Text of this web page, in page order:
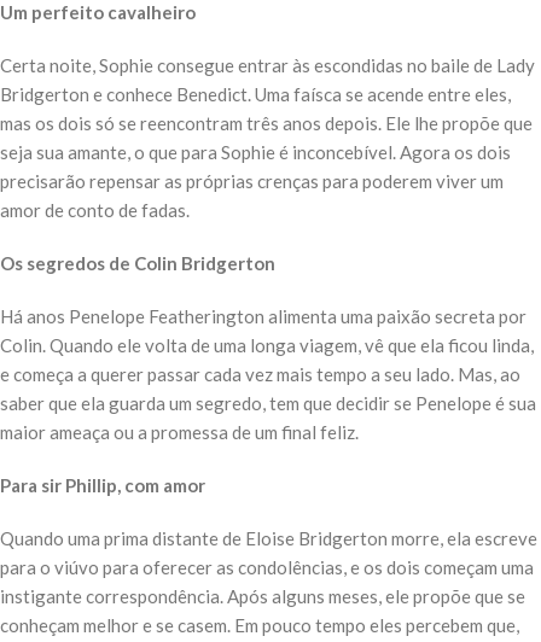
Um perfeito cavalheiro
Certa noite, Sophie consegue entrar às escondidas no baile de Lady
Bridgerton e conhece Benedict. Uma faísca se acende entre eles,
mas os dois só se reencontram três anos depois. Ele lhe propõe que
seja sua amante, o que para Sophie é inconcebível. Agora os dois
precisarão repensar as próprias crenças para poderem viver um
amor de conto de fadas.
Os segredos de Colin Bridgerton
Há anos Penelope Featherington alimenta uma paixão secreta por
Colin. Quando ele volta de uma longa viagem, vê que ela ficou linda,
e começa a querer passar cada vez mais tempo a seu lado. Mas, ao
saber que ela guarda um segredo, tem que decidir se Penelope é sua
maior ameaça ou a promessa de um final feliz.
Para sir Phillip, com amor
Quando uma prima distante de Eloise Bridgerton morre, ela escreve
para o viúvo para oferecer as condolências, e os dois começam uma
instigante correspondência. Após alguns meses, ele propõe que se
conheçam melhor e se casem. Em pouco tempo eles percebem que,